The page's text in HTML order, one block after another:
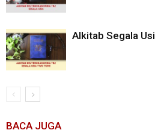
Alkitab Segala
BACA JUGA